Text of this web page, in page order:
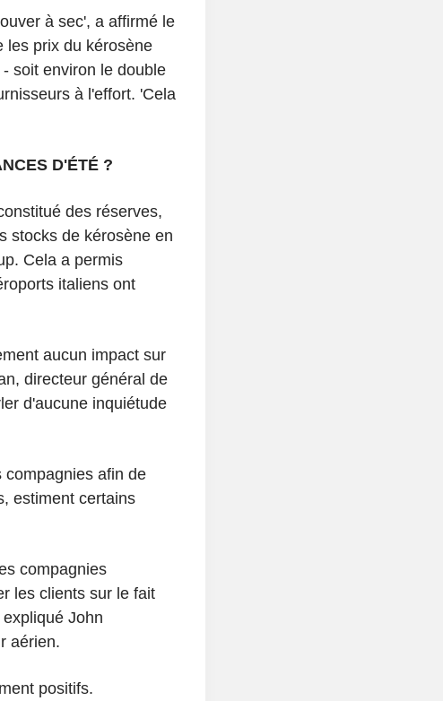
à sec', a affirmé le
les prix du kérosène
soit environ le double
à l'effort. 'Cela
D'ÉTÉ ?
des réserves,
stocks de kérosène en
Cela a permis
italiens ont
aucun impact sur
directeur général de
d'aucune inquiétude
compagnies afin de
estiment certains
compagnies
les clients sur le fait
John
aérien.
positifs.